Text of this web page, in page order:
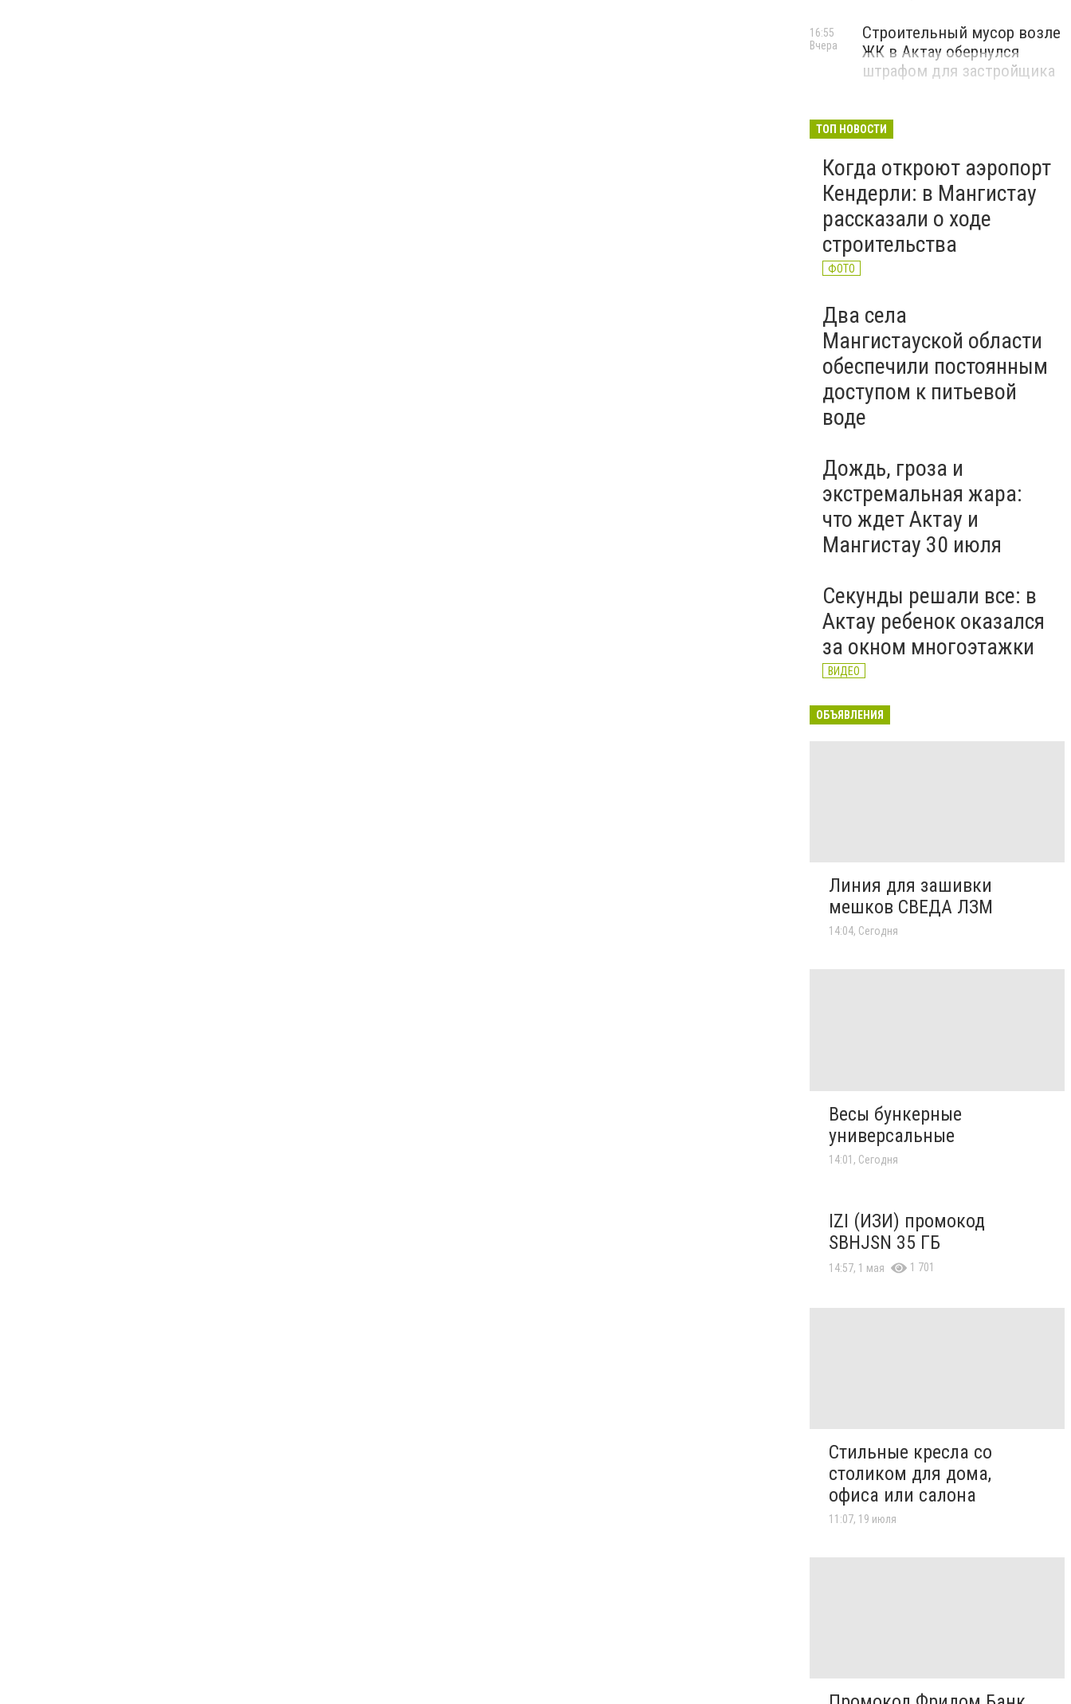
Строительный мусор возле
ЖК в Актау обернулся
штрафом для застройщика
16:55
Вчера
ТОП НОВОСТИ
Когда откроют аэропорт
Кендерли: в Мангистау
рассказали о ходе
строительства
ФОТО
Два села
Мангистауской области
обеспечили постоянным
доступом к питьевой
воде
Дождь, гроза и
экстремальная жара:
что ждет Актау и
Мангистау 30 июля
Секунды решали все: в
Актау ребенок оказался
за окном многоэтажки
ВИДЕО
ОБЪЯВЛЕНИЯ
Линия для зашивки
мешков СВЕДА ЛЗМ
14:04, Сегодня
Весы бункерные
универсальные
14:01, Сегодня
IZI (ИЗИ) промокод
SBHJSN 35 ГБ
14:57, 1 мая 1 701
Стильные кресла со
столиком для дома,
офиса или салона
11:07, 19 июля